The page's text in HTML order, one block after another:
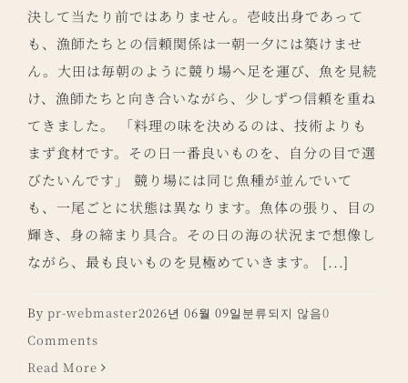
決して当たり前ではありません。壱岐出身であって
も、漁師たちとの信頼関係は一朝一夕には築けませ
ん。大田は毎朝のように競り場へ足を運び、魚を見続
け、漁師たちと向き合いながら、少しずつ信頼を重ね
てきました。 「料理の味を決めるのは、技術よりも
まず食材です。その日一番良いものを、自分の目で選
びたいんです」 競り場には同じ魚種が並んでいて
も、一尾ごとに状態は異なります。魚体の張り、目の
輝き、身の締まり具合。その日の海の状況まで想像し
ながら、最も良いものを見極めていきます。 [...]
By pr-webmaster2026년 06월 09일 분류되지 않음0
Comments
Read More